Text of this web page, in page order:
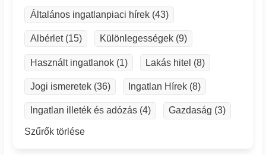
Általános ingatlanpiaci hírek (43)
Albérlet (15) Különlegességek (9)
Használt ingatlanok (1) Lakás hitel (8)
Jogi ismeretek (36) Ingatlan Hírek (8)
Ingatlan illeték és adózás (4) Gazdaság (3)
Szűrők törlése